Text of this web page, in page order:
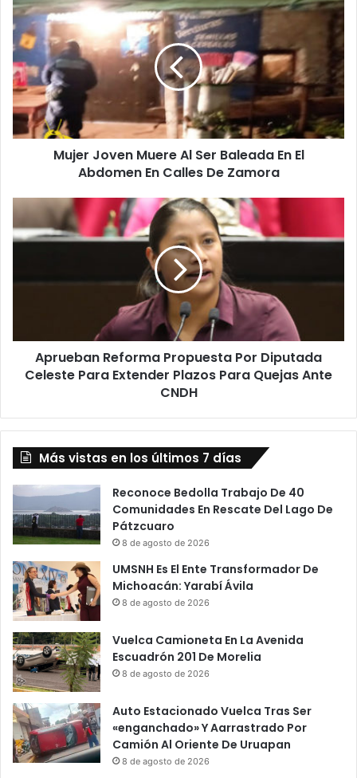
Joven
Muere
Al
Ser
Baleada
En
Abdomen
Zamora
Mujer Joven Muere Al Ser Baleada En El
Abdomen En Calles De Zamora
Aprueban
Propuesta
Plazos
Quejas
Aprueban Reforma Propuesta Por Diputada
Celeste Para Extender Plazos Para Quejas Ante
CNDH
Más vistas en los últimos 7 días
Reconoce Bedolla Trabajo De 40
Comunidades En Rescate Del Lago De
Pátzcuaro
8 de agosto de 2026
UMSNH Es El Ente Transformador De
Michoacán: Yarabí Ávila
8 de agosto de 2026
Vuelca Camioneta En La Avenida
Escuadrón 201 De Morelia
8 de agosto de 2026
Auto Estacionado Vuelca Tras Ser
«enganchado» Y Aarrastrado Por
Camión Al Oriente De Uruapan
8 de agosto de 2026